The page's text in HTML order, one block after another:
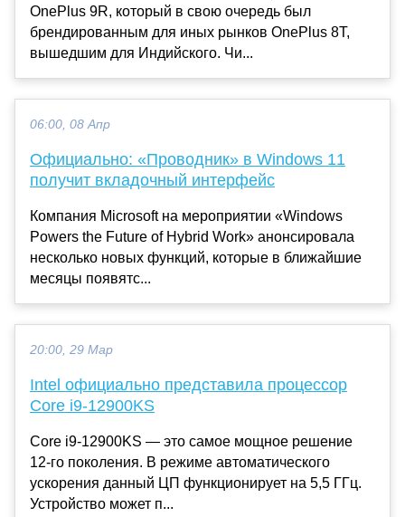
OnePlus 9R, который в свою очередь был
брендированным для иных рынков OnePlus 8T,
вышедшим для Индийского. Чи...
06:00, 08 Апр
Официально: «Проводник» в Windows 11
получит вкладочный интерфейс
Компания Microsoft на мероприятии «Windows
Powers the Future of Hybrid Work» анонсировала
несколько новых функций, которые в ближайшие
месяцы появятс...
20:00, 29 Мар
Intel официально представила процессор
Core i9-12900KS
Core i9-12900KS — это самое мощное решение
12-го поколения. В режиме автоматического
ускорения данный ЦП функционирует на 5,5 ГГц.
Устройство может п...